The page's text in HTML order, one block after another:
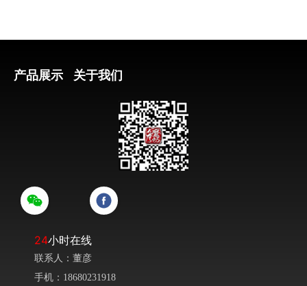
产品展示 关于我们
24小时在线
联系人：董彦
手机：18680231918